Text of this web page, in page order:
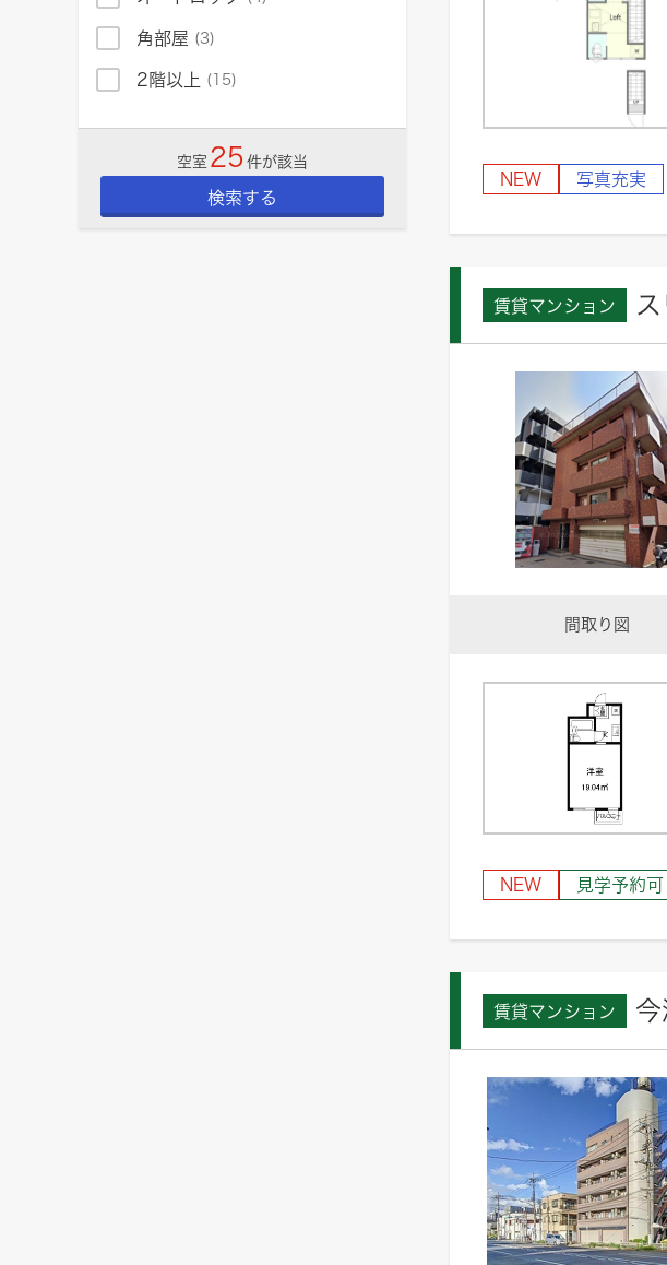
NEW 写真充実
賃貸マンション
間取り図
NEW 見学予約可
賃貸マンション 今
角部屋 (3)
2階以上 (15)
空室 25 件が該当
検索する